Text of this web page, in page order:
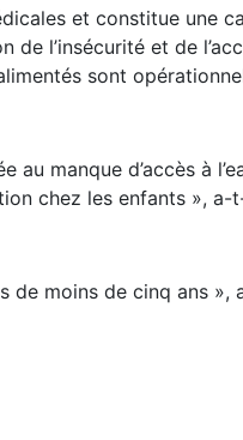
et constitue une
l’insécurité et de
sont
manque d’accès à
chez les enfants », a-
de moins de cinq ans »,